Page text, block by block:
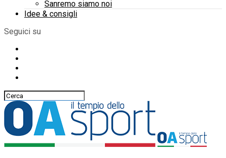
Sanremo siamo noi
Idee & consigli
Seguici su